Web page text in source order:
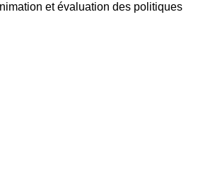
et évaluation des politiques